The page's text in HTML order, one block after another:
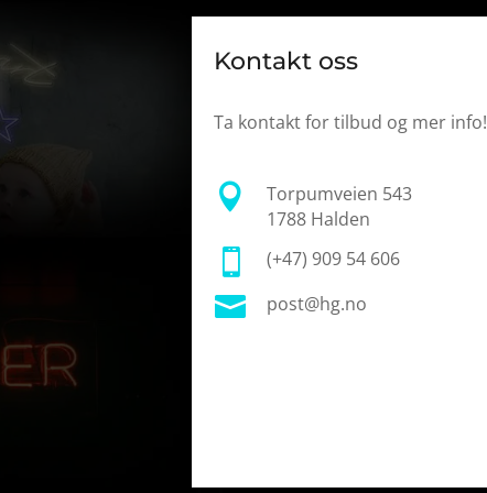
Kontakt oss
Ta kontakt for tilbud og mer info!

Torpumveien 543
1788 Halden
 (+47) 909 54 606
 post@hg.no